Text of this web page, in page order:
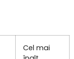
Cel mai